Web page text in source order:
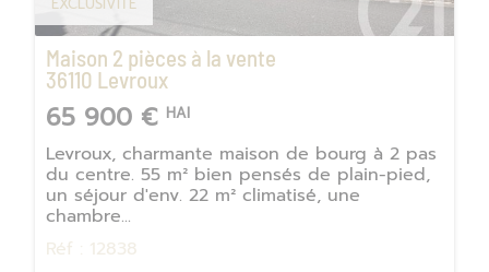
Maison 2 pièces à la vente
36110 Levroux
65 900 € HAI
Levroux, charmante maison de bourg à 2 pas
du centre. 55 m² bien pensés de plain-pied,
un séjour d'env. 22 m² climatisé, une
chambre...
Réf : 12838